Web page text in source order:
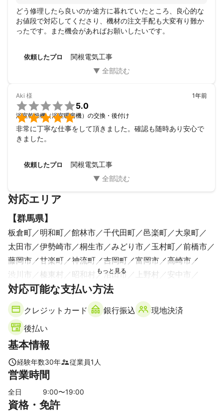
どう修理したら良いのか途方に暮れていたところ、良心的な
お値段で対応してくださり、機材の注文手配も大変有り難か
ったです。また機会があればお願いしたいです。
依頼したプロ 関根電気工事
Aki 様


5.0
浴室乾燥機（浴室暖房機）の交換・後付け
1年前
非常に丁寧な仕事をして頂きました。確認も随時あり安心で
きました。
依頼したプロ 関根電気工事
対応エリア
【群馬県】
板倉町 明和町 館林市 千代田町 邑楽町
大泉町
太田市
伊勢崎市 桐生市 みどり市 玉村町
前橋市
藤岡市
甘楽町 神流町 吉岡町 富岡市
高崎市
渋川市
榛東村 昭和村 沼田市 上野村
安中市
下仁田町
川場村 南牧村 高山村
長野原町
中之条町 草津町
【東京都】
檜原村 奥多摩町
多摩市
青梅市
羽村市
国立市 立川市
国分寺市
東大和市
武蔵野市
北区
板橋区
対応可能な支払い方法
クレジットカード 銀行振込
現地決済
後払い
基本情報
経験年数30年 従業員1 人
営業時間
全日 9:00〜19:00
資格・免許